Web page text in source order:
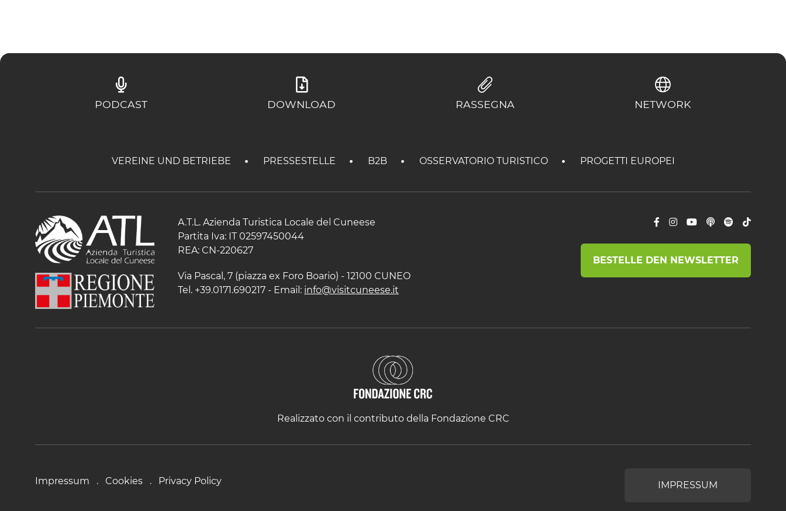
PODCAST DOWNLOAD RASSEGNA NETWORK
VEREINE UND BETRIEBE PRESSESTELLE B2B OSSERVATORIO TURISTICO PROGETTI EUROPEI
A.T.L. Azienda Turistica Locale del Cuneese
Partita Iva: IT 02597450044
REA: CN-220627
Via Pascal, 7 (piazza ex Foro Boario) - 12100 CUNEO
Tel. +39.0171.690217 - Email: info@visitcuneese.it
BESTELLE DEN NEWSLETTER
Realizzato con il contributo della Fondazione CRC
Impressum Cookies Privacy Policy IMPRESSUM